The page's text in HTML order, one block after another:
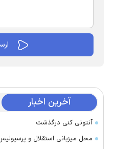
آخرین اخبار
آنتونی کنی درگذشت
محل میزبانی استقلال و